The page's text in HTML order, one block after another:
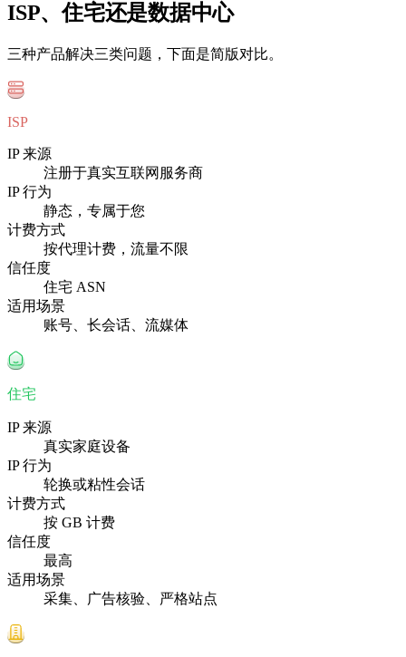
ISP、住宅还是数据中心
三种产品解决三类问题，下面是简版对比。
ISP
IP 来源
注册于真实互联网服务商
IP 行为
静态，专属于您
计费方式
按代理计费，流量不限
信任度
住宅 ASN
适用场景
账号、长会话、流媒体
住宅
IP 来源
真实家庭设备
IP 行为
轮换或粘性会话
计费方式
按 GB 计费
信任度
最高
适用场景
采集、广告核验、严格站点